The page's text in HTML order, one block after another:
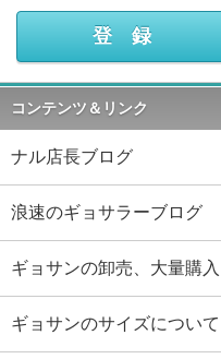
コンテンツ＆リンク
ナル店長ブログ
浪速のギョサラーブログ
ギョサンの卸売、大量購
ギョサンのサイズについて